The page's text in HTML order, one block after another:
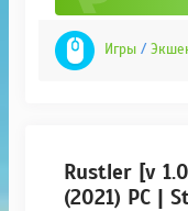
Игры /
Rustler [v
(2021) PC |